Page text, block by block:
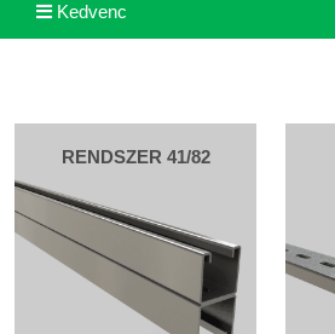
Kedvenc
RENDSZER 41/82